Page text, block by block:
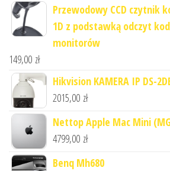
Przewodowy CCD czytnik
1D z podstawką odczyt
monitorów
149,00 zł
Hikvision KAMERA IP DS-
2015,00 zł
Nettop Apple Mac Mini
4799,00 zł
Benq Mh680